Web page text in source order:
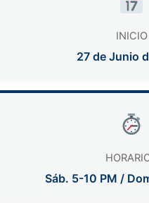
INICIO
27 de Junio
Sáb. 5-10 PM /